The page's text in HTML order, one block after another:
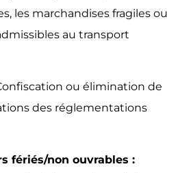
les marchandises fragiles ou
au transport
ou élimination de
des réglementations
fériés/non ouvrables :